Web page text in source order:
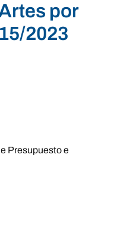
por
2023
Presupuesto e